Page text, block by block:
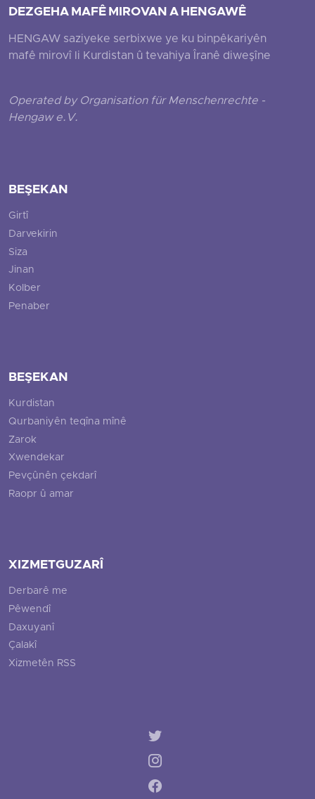
DEZGEHA MAFÊ MIROVAN A HENGAWÊ
HENGAW saziyeke serbixwe ye ku binpêkariyên
mafê mirovî li Kurdistan û tevahiya Îranê diweşîne
Operated by Organisation für Menschenrechte -
Hengaw e.V.
BEŞEKAN
Girtî
Darvekirin
Siza
Jinan
Kolber
Penaber
BEŞEKAN
Kurdistan
Qurbaniyên teqîna mînê
Zarok
Xwendekar
Pevçûnên çekdarî
Raopr û amar
XIZMETGUZARÎ
Derbarê me
Pêwendî
Daxuyanî
Çalakî
Xizmetên RSS